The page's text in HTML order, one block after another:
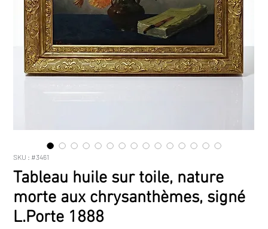
SKU : #3461
Tableau huile sur toile, nature
morte aux chrysanthèmes, signé
L.Porte 1888